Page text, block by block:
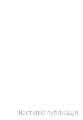
Наступна публікація